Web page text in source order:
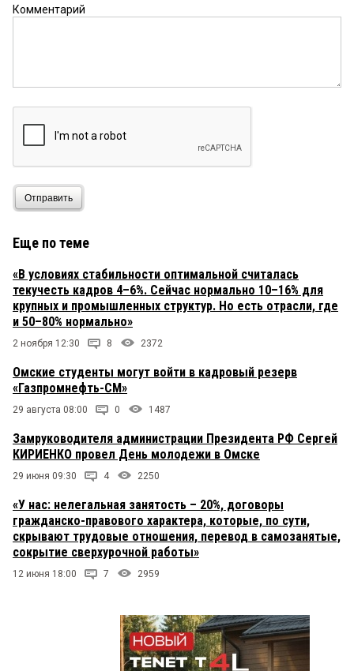
Комментарий
Отправить
Еще по теме
«В условиях стабильности оптимальной считалась
текучесть кадров 4–6%. Сейчас нормально 10–16% для
крупных и промышленных структур. Но есть отрасли, где
и 50–80% нормально»
2 ноября 12:30 8 2372
Омские студенты могут войти в кадровый резерв
«Газпромнефть-СМ»
29 августа 08:00 0 1487
Замруководителя администрации Президента РФ Сергей
КИРИЕНКО провел День молодежи в Омске
29 июня 09:30 4 2250
«У нас: нелегальная занятость – 20%, договоры
гражданско-правового характера, которые, по сути,
скрывают трудовые отношения, перевод в самозанятые,
сокрытие сверхурочной работы»
12 июня 18:00 7 2959